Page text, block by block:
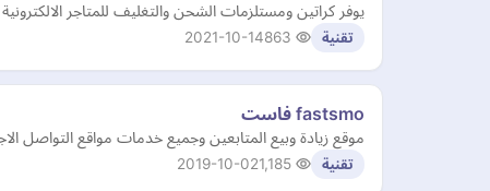
يوفر كراتين ومستلزمات الشحن والتغليف للمتاجر
تقنية 2021-10-14
fastsmo فاست
موقع زيادة وبيع المتابعين وجميع خدمات مواقع التواصل
تقنية 2019-10-02